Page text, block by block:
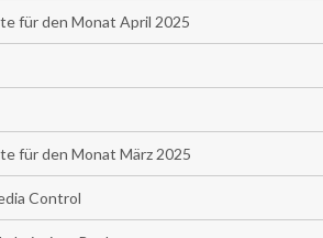
für den Monat April 2025
für den Monat März 2025
Control